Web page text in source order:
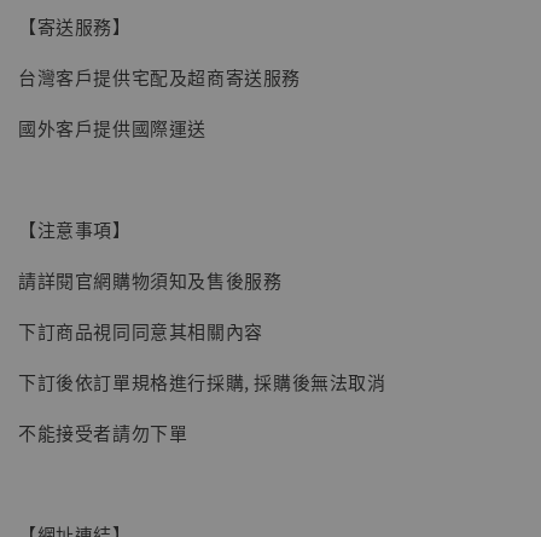
【寄送服務】
台灣客戶提供宅配及超商寄送服務
國外客戶提供國際運送
【注意事項】
請詳閱官網購物須知及售後服務
下訂商品視同同意其相關內容
下訂後依訂單規格進行採購, 採購後無法取消
不能接受者請勿下單